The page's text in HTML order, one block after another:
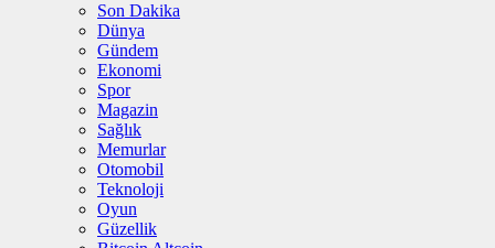
Son Dakika
Dünya
Gündem
Ekonomi
Spor
Magazin
Sağlık
Memurlar
Otomobil
Teknoloji
Oyun
Güzellik